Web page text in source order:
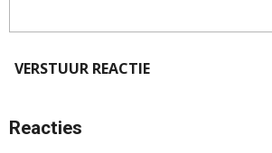
VERSTUUR REACTIE
Reacties